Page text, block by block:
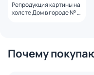
Репродукция картины на
холсте Дом в городе № 2,
Почему